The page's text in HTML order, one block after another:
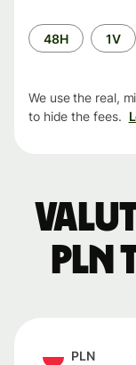
Time
period
48H 1V
We use the real,
to hide the fees.
PLN